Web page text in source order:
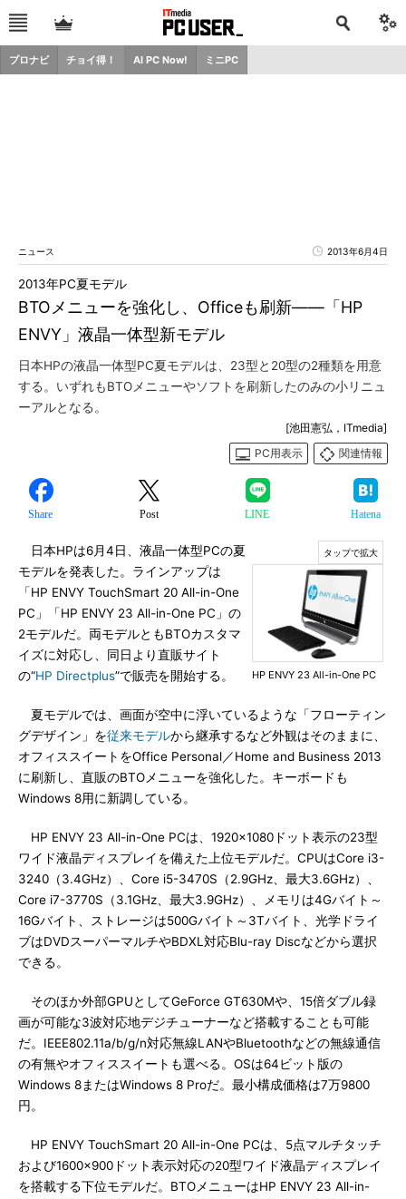
プロナビ チョイ得！ AI PC Now! ミニPC
ニュース 2013年6月4日
BTOメニューを強化し、Officeも刷新――「HP
ENVY」液晶一体型新モデル
2013年PC夏モデル
日本HPの液晶一体型PC夏モデルは、23型と20型の2種類を用意
する。いずれもBTOメニューやソフトを刷新したのみの小リニュ
ーアルとなる。
[池田憲弘，ITmedia]
PC用表示
関連情報
Share Post LINE Hatena
HP ENVY 23 All-in-One PC
日本HPは6月4日、液晶一体型PCの夏
モデルを発表した。ラインアップは
「HP ENVY TouchSmart 20 All-in-One
PC」「HP ENVY 23 All-in-One PC」の
2モデルだ。両モデルともBTOカスタマ
イズに対応し、同日より直販サイト
の“HP Directplus”で販売を開始する。
夏モデルでは、画面が空中に浮いているような「フローティン
グデザイン」を従来モデルから継承するなど外観はそのままに、
オフィススイートをOffice Personal／Home and Business 2013
に刷新し、直販のBTOメニューを強化した。キーボードも
Windows 8用に新調している。
HP ENVY 23 All-in-One PCは、1920×1080ドット表示の23型
ワイド液晶ディスプレイを備えた上位モデルだ。CPUはCore i3-
3240（3.4GHz）、Core i5-3470S（2.9GHz、最大3.6GHz）、
Core i7-3770S（3.1GHz、最大3.9GHz）、メモリは4Gバイト～
16Gバイト、ストレージは500Gバイト～3Tバイト、光学ドライ
ブはDVDスーパーマルチやBDXL対応Blu-ray Discなどから選択
できる。
そのほか外部GPUとしてGeForce GT630Mや、15倍ダブル録
画が可能な3波対応地デジチューナーなど搭載することも可能
だ。IEEE802.11a/b/g/n対応無線LANやBluetoothなどの無線通信
の有無やオフィススイートも選べる。OSは64ビット版の
Windows 8またはWindows 8 Proだ。最小構成価格は7万9800
円。
HP ENVY TouchSmart 20 All-in-One PCは、5点マルチタッチ
および1600×900ドット表示対応の20型ワイド液晶ディスプレイ
を搭載する下位モデルだ。BTOメニューはHP ENVY 23 All-in-